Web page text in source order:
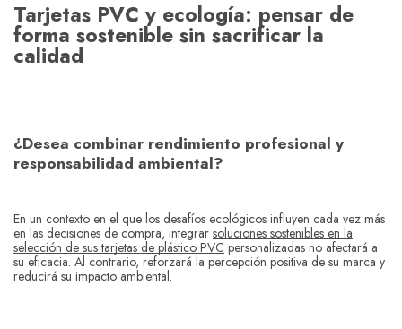
Tarjetas PVC y ecología: pensar de
forma sostenible sin sacrificar la
calidad
¿Desea combinar rendimiento profesional y
responsabilidad ambiental?
En un contexto en el que los desafíos ecológicos influyen cada vez más
en las decisiones de compra, integrar soluciones sostenibles en la
selección de sus tarjetas de plástico PVC personalizadas no afectará a
su eficacia. Al contrario, reforzará la percepción positiva de su marca y
reducirá su impacto ambiental.